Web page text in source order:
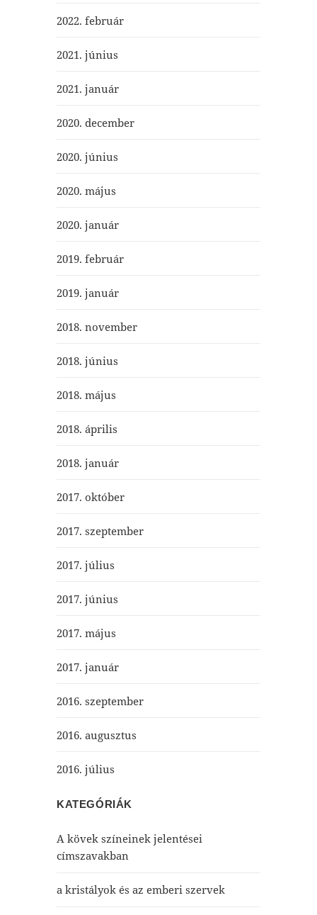
2022. február
2021. június
2021. január
2020. december
2020. június
2020. május
2020. január
2019. február
2019. január
2018. november
2018. június
2018. május
2018. április
2018. január
2017. október
2017. szeptember
2017. július
2017. június
2017. május
2017. január
2016. szeptember
2016. augusztus
2016. július
KATEGÓRIÁK
A kövek színeinek jelentései
címszavakban
a kristályok és az emberi szervek